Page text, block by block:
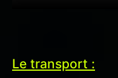
Le transport :